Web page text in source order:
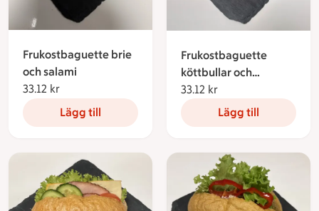
Frukostbaguette brie
och salami
33.12 kr
Lägg till
Frukostbaguette
köttbullar och
rödbetssallad
33.12 kr
Lägg till